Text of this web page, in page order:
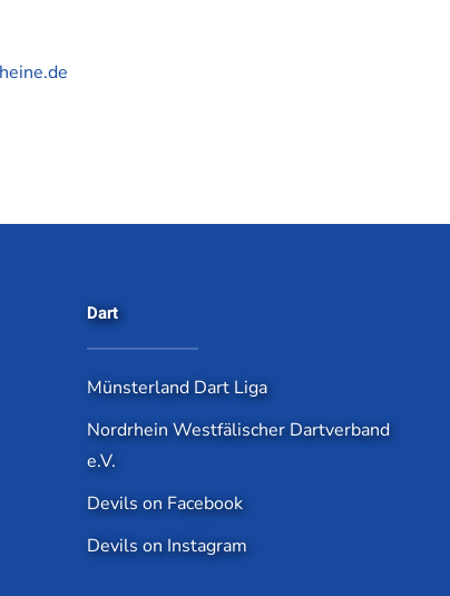
Dart
Münsterland Dart Liga
Nordrhein Westfälischer Dartverband
e.V.
Devils on Facebook
Devils on Instagram